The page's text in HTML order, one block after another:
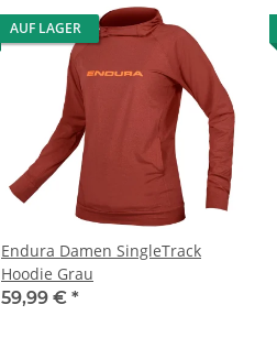
AUF LAGER
Endura Damen SingleTrack
Hoodie Grau
59,99 € *